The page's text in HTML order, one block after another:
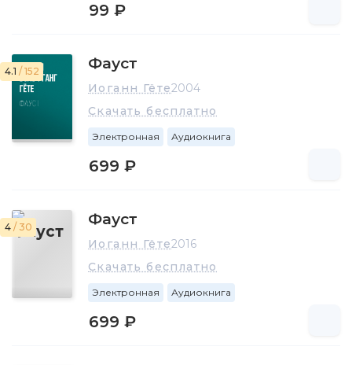
99 ₽
4.1 / 152 Фауст
Иоганн Гёте2004
Скачать бесплатно
Электронная Аудиокнига
699 ₽
4 / 30 Фауст
Иоганн Гёте2016
Скачать бесплатно
Электронная Аудиокнига
699 ₽